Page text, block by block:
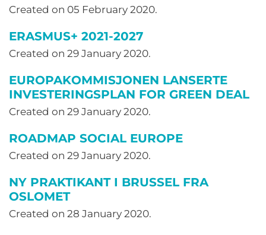
Created on 05 February 2020.
ERASMUS+ 2021-2027
Created on 29 January 2020.
EUROPAKOMMISJONEN LANSERTE
INVESTERINGSPLAN FOR GREEN DEAL
Created on 29 January 2020.
ROADMAP SOCIAL EUROPE
Created on 29 January 2020.
NY PRAKTIKANT I BRUSSEL FRA
OSLOMET
Created on 28 January 2020.